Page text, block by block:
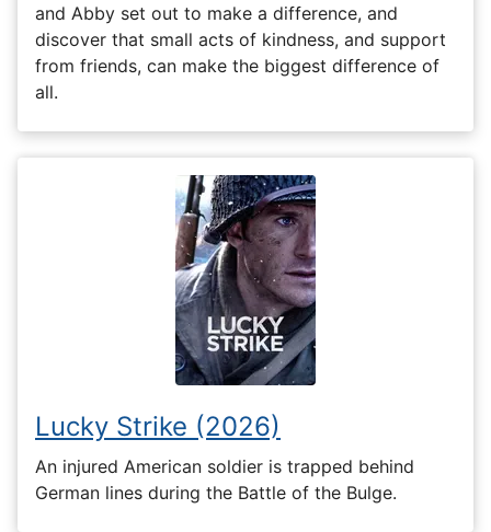
and Abby set out to make a difference, and
discover that small acts of kindness, and support
from friends, can make the biggest difference of
all.
Lucky Strike (2026)
An injured American soldier is trapped behind
German lines during the Battle of the Bulge.